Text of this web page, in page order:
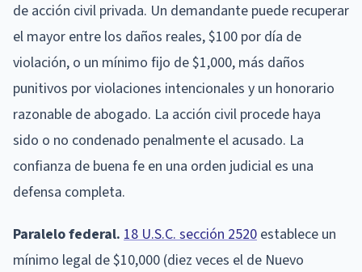
de acción civil privada. Un demandante puede recuperar
el mayor entre los daños reales, $100 por día de
violación, o un mínimo fijo de $1,000, más daños
punitivos por violaciones intencionales y un honorario
razonable de abogado. La acción civil procede haya
sido o no condenado penalmente el acusado. La
confianza de buena fe en una orden judicial es una
defensa completa.
Paralelo federal. 18 U.S.C. sección 2520 establece un
mínimo legal de $10,000 (diez veces el de Nuevo